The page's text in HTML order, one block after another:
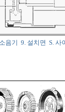
음기 9. 설치면 S. 사